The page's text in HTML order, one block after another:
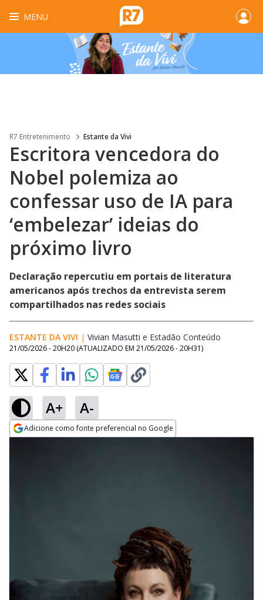
MENU
R7 Entretenimento Estante da Vivi
Escritora vencedora do
Nobel polemiza ao
confessar uso de IA para
‘embelezar’ ideias do
próximo livro
Declaração repercutiu em portais de literatura
americanos após trechos da entrevista serem
compartilhados nas redes sociais
ESTANTE DA VIVI | Vivian Masutti Opens in new window
e Estadão Conteúdo
21/05/2026 - 20H20 (ATUALIZADO EM 21/05/2026 - 20H31)
A+ A-
Adicione como fonte preferencial no Google